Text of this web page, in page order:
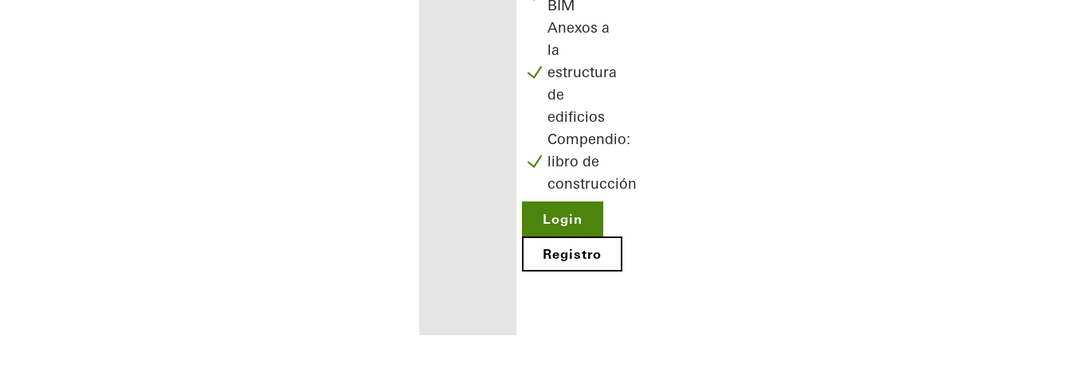
BIM
Anexos a
la
estructura
de
edificios
Compendio:
libro de
construcción
Login
Registro